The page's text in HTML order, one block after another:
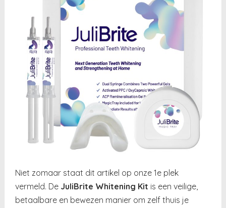
Niet zomaar staat dit artikel op onze 1e plek
vermeld. De JuliBrite Whitening Kit is een veilige,
betaalbare en bewezen manier om zelf thuis je